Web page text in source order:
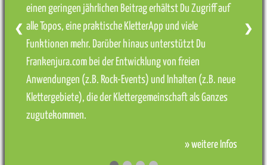
einen geringen jährlichen Beitrag erhältst Du Zugriff auf
alle Topos, eine praktische KletterApp und viele
Funktionen mehr. Darüber hinaus unterstützt Du
Frankenjura.com bei der Entwicklung von freien
Anwendungen (z.B. Rock-Events) und Inhalten (z.B. neue
Klettergebiete), die der Klettergemeinschaft als Ganzes
zugutekommen.
» weitere Infos
❮ ❯